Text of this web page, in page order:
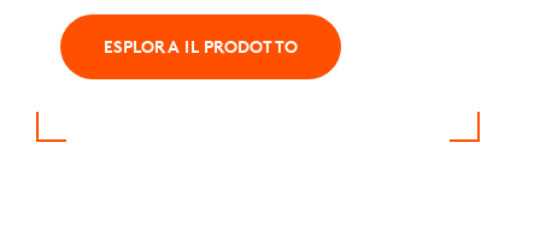
ESPLORA IL PRODOTTO